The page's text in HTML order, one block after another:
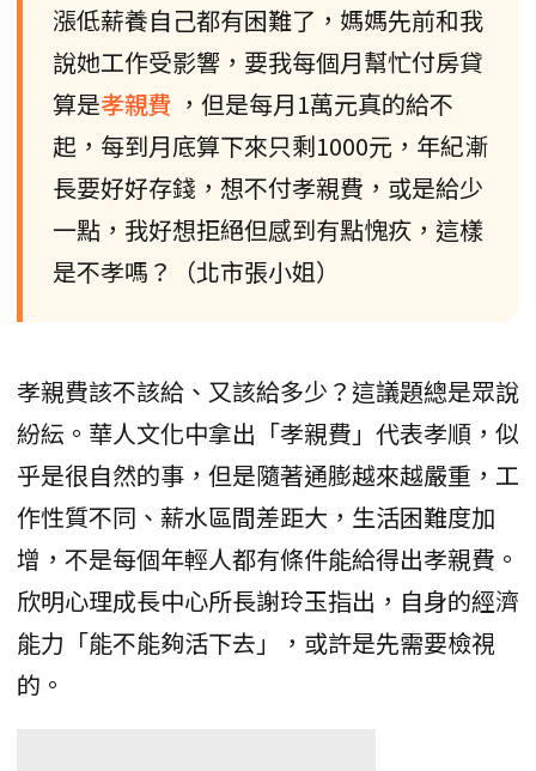
漲低薪養自己都有困難了，媽媽先前和我
說她工作受影響，要我每個月幫忙付房貸
算是孝親費 ，但是每月1萬元真的給不
起，每到月底算下來只剩1000元，年紀漸
長要好好存錢，想不付孝親費，或是給少
一點，我好想拒絕但感到有點愧疚，這樣
是不孝嗎？（北市張小姐）
孝親費該不該給、又該給多少？這議題總是眾說
紛紜。華人文化中拿出「孝親費」代表孝順，似
乎是很自然的事，但是隨著通膨越來越嚴重，工
作性質不同、薪水區間差距大，生活困難度加
增，不是每個年輕人都有條件能給得出孝親費。
欣明心理成長中心所長謝玲玉指出，自身的經濟
能力「能不能夠活下去」，或許是先需要檢視
的。